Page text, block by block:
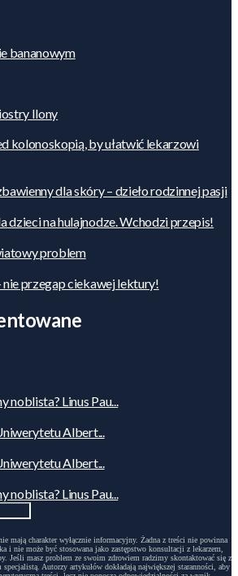
bananowym
Ilony
kolonoskopią, by ułatwić lekarzowi
dla skóry – dzieło rodzinnej pasji
dzieci na hulajnodze. Wchodzi przepis!
problem
przegap ciekawej lektury!
noblista? Linus Pau...
Albert...
Albert...
noblista? Linus Pau...
mają charakter wyłącznie informacyjny. Żadna z treści nie powinna
i nie może być stosowana jako zastępstwo konsultacji z lekarzem,
Jeśli masz problem ze swoim zdrowiem radzimy skontaktować się z
Autorzy artykułów dokładają największej staranności, aby